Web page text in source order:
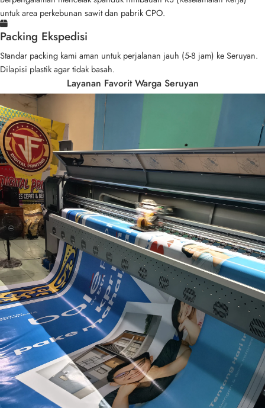
untuk area perkebunan sawit dan pabrik CPO.
Packing Ekspedisi
Standar packing kami aman untuk perjalanan jauh (5-8 jam) ke Seruyan.
Dilapisi plastik agar tidak basah.
Layanan Favorit Warga Seruyan